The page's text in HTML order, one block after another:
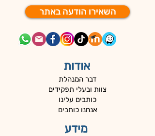
השאירו הודעה באתר
אודות
דבר המנהלת
צוות ובעלי תפקידים
כותבים עלינו
אנחנו כותבים
מידע